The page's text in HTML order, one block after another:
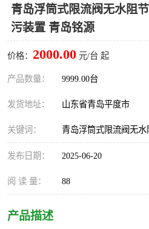
青岛浮筒式限流阀无水阻
污装置 青岛铭源
价格： 2000.00 元/台 起
产品数量： 9999.00台
发货地址： 山东省青岛平度市
关键词： 青岛浮筒式限流阀无水
发布日期： 2025-06-20
阅 读 量： 88
产品描述
真空冲洗设备
水平自清洗格栅